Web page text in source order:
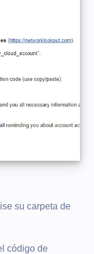
su carpeta de
código de